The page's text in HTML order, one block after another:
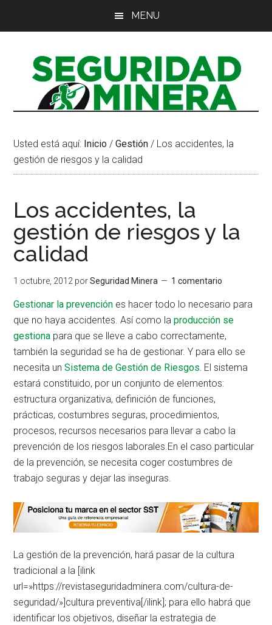
principal
MENU
Usted está aquí: Inicio / Gestión / Los accidentes, la
gestión de riesgos y la calidad
Los accidentes, la
gestión de riesgos y la
calidad
1 octubre, 2012 porSeguridad Minera 1 comentario
Gestionar la prevención es hacer todo lo necesario para
que no haya accidentes. Así como laproducción se
gestiona para que se lleve a cabo correctamente,
también la seguridad se ha de gestionar. Y para ello se
necesita unSistema de Gestión de Riesgos. El sistema
estará constituido, por un conjunto de elementos:
estructura organizativa, definición de funciones,
prácticas, costumbres seguras, procedimientos,
procesos, recursos necesarios para llevar a cabo la
prevención de los riesgos laborales.En el caso particular
de la prevención, se necesita coger costumbres de
trabajo seguras y dejar las inseguras.
La gestión de la prevención, hará pasar de la cultura
tradicional a la [ilink
url=»https://revistaseguridadminera.com/cultura-de-
seguridad/»]cultura preventiva[/ilink]; para ello habrá que
identificar los objetivos, diseñar la estrategia de